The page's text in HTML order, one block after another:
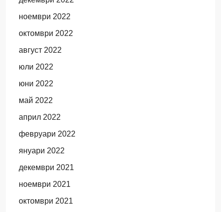
ноември 2022
октомври 2022
август 2022
юли 2022
юни 2022
май 2022
април 2022
февруари 2022
януари 2022
декември 2021
ноември 2021
октомври 2021